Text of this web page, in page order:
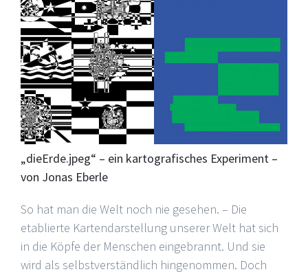
„dieErde.jpeg“ – ein kartografisches Experiment –
von Jonas Eberle
So hat man die Welt noch nie gesehen. – Die
etablierte Kartendarstellung unserer Welt hat sich
in die Köpfe der Menschen eingebrannt. Und sie
wird als selbstverständlich hingenommen. Doch